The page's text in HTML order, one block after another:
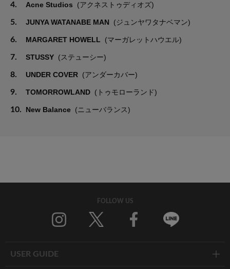
4. Acne Studios (アクネストゥディオズ)
5. JUNYA WATANABE MAN (ジュンヤワタナベマン)
6. MARGARET HOWELL (マーガレットハウエル)
7. STUSSY (ステューシー)
8. UNDER COVER (アンダーカバー)
9. TOMORROWLAND (トゥモローランド)
10. New Balance (ニューバランス)
FOLLOW US
USER GUIDE